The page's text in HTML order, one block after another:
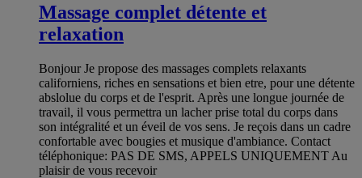
Massage complet détente et
relaxation
Bonjour Je propose des massages complets relaxants
californiens, riches en sensations et bien etre, pour une détente
abslolue du corps et de l'esprit. Après une longue journée de
travail, il vous permettra un lacher prise total du corps dans
son intégralité et un éveil de vos sens. Je reçois dans un cadre
confortable avec bougies et musique d'ambiance. Contact
téléphonique: PAS DE SMS, APPELS UNIQUEMENT Au
plaisir de vous recevoir